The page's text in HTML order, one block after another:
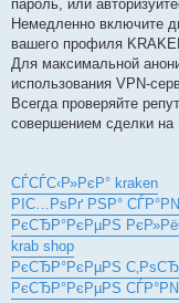
пароль, или
Немедленно включите
вашего профиля
Для максимальной
использования VPN-
Всегда проверяйте
совершением сделки на
СЃСЃС‹Р»РєР° kraken
РІС…РѕРґ РЅР°
РєСЂР°РєРµРЅ
krab shop
РєСЂР°РєРµРЅ С‚РѕСЂ
РєСЂР°РєРµРЅ